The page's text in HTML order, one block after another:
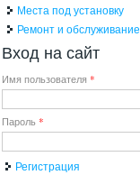
Места под установку
Ремонт и обслуживание
Вход на сайт
Имя пользователя *
Пароль *
Регистрация